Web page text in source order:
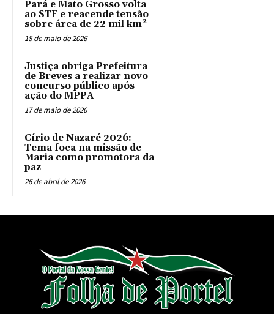
Pará e Mato Grosso volta
ao STF e reacende tensão
sobre área de 22 mil km²
18 de maio de 2026
Justiça obriga Prefeitura
de Breves a realizar novo
concurso público após
ação do MPPA
17 de maio de 2026
Círio de Nazaré 2026:
Tema foca na missão de
Maria como promotora da
paz
26 de abril de 2026